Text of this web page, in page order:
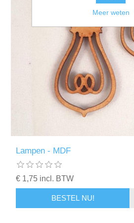
Lampen - MDF
€ 1,75 incl. BTW
BESTEL NU!
Meer weten